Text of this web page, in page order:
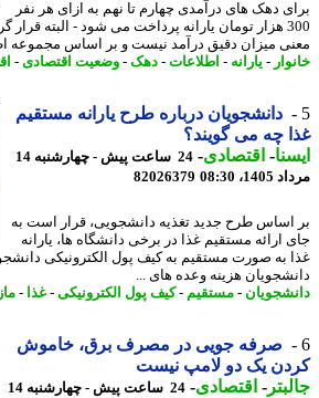
دهک های درآمدی چهارم تا نهم به ازای هر نفر
300 هزار تومان یارانه پرداخت می شود - البته قرار
میزان دقیق درآمد نیست و بر اساس مجموعه
-یارانه- اطلاعات-دهک-وضعیت اقتصادی-
دانشجویان درباره طرح یارانه مستقیم
چه می گویند؟
-اقتصادی-
24 ساعت پیش - چهارشنبه 14
08:30
82026379
طرح جدید تغذیه دانشجویی، قرار است به
ارائه مستقیم غذا در برخی دانشگاه ها، یارانه
به صورت مستقیم به کیف پول الکترونیکی دانشجویان
هزینه وعده های ...
-مستقیم-کیف پول الکترونیکی-غذا-
صرفه جویی در مصرف برق، خاموش
یک دو لامپ نیست
-اقتصادی-
24 ساعت پیش - چهارشنبه 14